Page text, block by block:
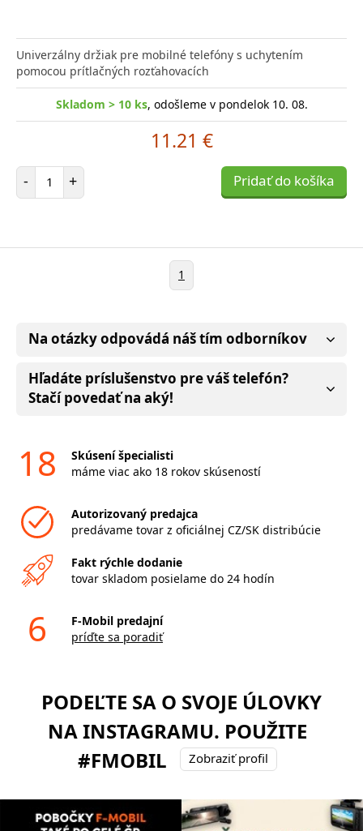
Univerzálny držiak pre mobilné telefóny s uchytením
pomocou prítlačných rozťahovacích
Skladom > 10 ks, odošleme v pondelok 10. 08.
11.21 €
- Počet položiek
+ Pridať do košíka
1
Na otázky odpovádá náš tím odborníkov
Hľadáte príslušenstvo pre váš telefón?
Stačí povedať na aký!
18
Skúsení špecialisti
máme viac ako 18 rokov skúseností
Autorizovaný predajca
predávame tovar z oficiálnej CZ/SK distribúcie
Fakt rýchle dodanie
tovar skladom posielame do 24 hodín
6
F-Mobil predajní
príďte sa poradiť
PODEĽTE SA O SVOJE ÚLOVKY
NA INSTAGRAMU. POUŽITE
#FMOBIL
Zobraziť profil